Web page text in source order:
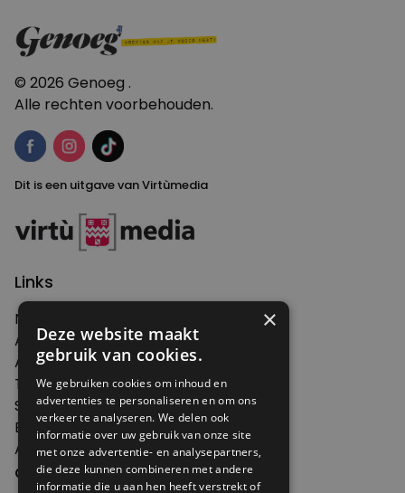
© 2026 Genoeg .
Alle rechten voorbehouden.
Dit is een uitgave van Virtùmedia
Links
Nieuws
Artikelen
Agenda
Thema's
Shop
Edities
Abonneren
Over Genoeg
×
Deze website maakt
gebruik van cookies.
We gebruiken cookies om inhoud en
advertenties te personaliseren en om ons
verkeer te analyseren. We delen ook
informatie over uw gebruik van onze site
met onze advertentie- en analysepartners,
die deze kunnen combineren met andere
informatie die u aan hen heeft verstrekt of